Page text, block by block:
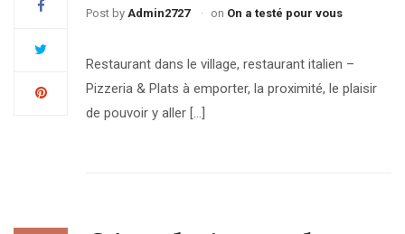
Post by Admin2727 on On a testé pour vous
Restaurant dans le village, restaurant italien –
Pizzeria & Plats à emporter, la proximité, le plaisir
de pouvoir y aller […]